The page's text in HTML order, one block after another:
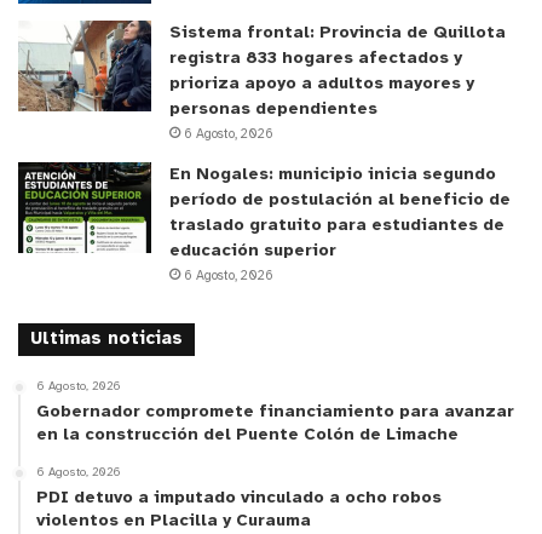
Sistema frontal: Provincia de Quillota
registra 833 hogares afectados y
prioriza apoyo a adultos mayores y
personas dependientes
6 Agosto, 2026
En Nogales: municipio inicia segundo
período de postulación al beneficio de
traslado gratuito para estudiantes de
educación superior
6 Agosto, 2026
Ultimas noticias
6 Agosto, 2026
Gobernador compromete financiamiento para avanzar
en la construcción del Puente Colón de Limache
6 Agosto, 2026
PDI detuvo a imputado vinculado a ocho robos
violentos en Placilla y Curauma